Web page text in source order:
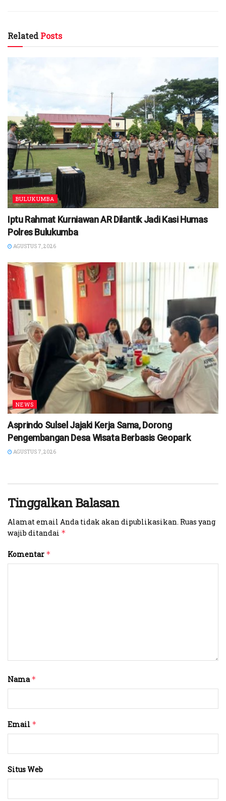
RelatedPosts
BULUKUMBA
Iptu Rahmat Kurniawan AR Dilantik Jadi Kasi Humas
Polres Bulukumba
AGUSTUS 7, 2026
NEWS
Asprindo Sulsel Jajaki Kerja Sama, Dorong
Pengembangan Desa Wisata Berbasis Geopark
AGUSTUS 7, 2026
Tinggalkan Balasan
Alamat email Anda tidak akan dipublikasikan. Ruas yang
wajib ditandai *
Komentar *
Nama*
Email *
Situs Web